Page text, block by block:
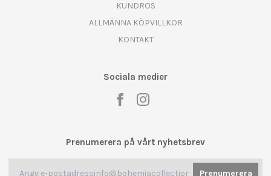
KUNDROS
ALLMÄNNA KÖPVILLKOR
KONTAKT
Sociala medier
Prenumerera på vårt nyhetsbrev
Prenumerera